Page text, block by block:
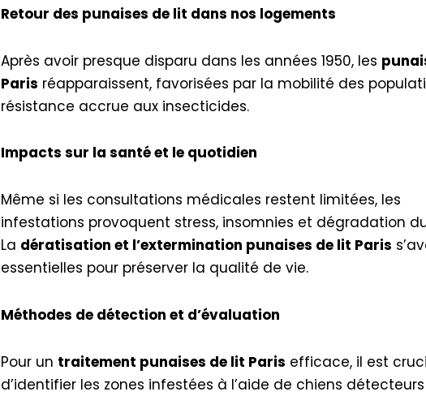
Retour des punaises de lit dans nos logements
Après avoir presque disparu dans les années 1950, les
Paris réapparaissent, favorisées par la mobilité des
résistance accrue aux insecticides.
Impacts sur la santé et le quotidien
Même si les consultations médicales restent limitées, les
infestations provoquent stress, insomnies et dégradation
La dératisation et l’extermination punaises de lit Paris
essentielles pour préserver la qualité de vie.
Méthodes de détection et d’évaluation
Pour un traitement punaises de lit Paris efficace, il est
d’identifier les zones infestées à l’aide de chiens